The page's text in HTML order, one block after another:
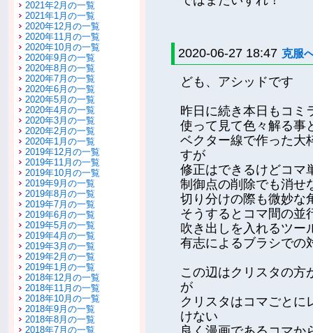
2021年2月の一覧
2021年1月の一覧
2020年12月の一覧
2020年11月の一覧
2020年10月の一覧
2020年9月の一覧
2020年8月の一覧
2020年7月の一覧
2020年6月の一覧
2020年5月の一覧
2020年4月の一覧
2020年3月の一覧
2020年2月の一覧
2020年1月の一覧
2019年12月の一覧
2019年11月の一覧
2019年10月の一覧
2019年9月の一覧
2019年8月の一覧
2019年7月の一覧
2019年6月の一覧
2019年5月の一覧
2019年4月の一覧
2019年3月の一覧
2019年2月の一覧
2019年1月の一覧
2018年12月の一覧
2018年11月の一覧
2018年10月の一覧
2018年9月の一覧
2018年8月の一覧
2018年7月の一覧
2020-06-27 18:47 克服
ども、アシッドです
昨日に続き本日もコミ
使って見て色々解る事
ベクター線で作った大
すが
修正はできるけどコマ
制御点の削除でも消せ
切り分けの際も微妙な
そうするとコマ間の並
吹き出しを入れるツー
有志によるブラシでの
この辺はクリスタの方
が
クリスタはコマごとに
けない